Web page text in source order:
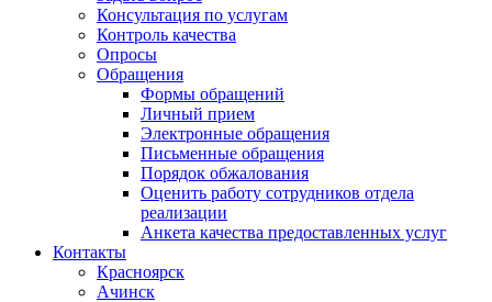
Консультация по услугам
Контроль качества
Опросы
Обращения
Формы обращений
Личный прием
Электронные обращения
Письменные обращения
Порядок обжалования
Оценить работу сотрудников отдела
реализации
Анкета качества предоставленных услуг
Контакты
Красноярск
Ачинск